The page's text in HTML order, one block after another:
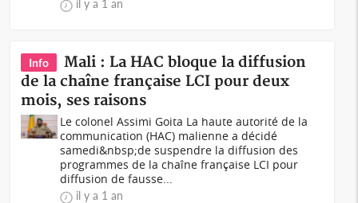
il y a 1 an
Info
Mali : La HAC bloque la diffusion
de la chaîne française LCI pour deux
mois, ses raisons
Le colonel Assimi Goita La haute autorité de la
communication (HAC) malienne a décidé
samedi&nbsp;de suspendre la diffusion des
programmes de la chaîne française LCI pour
diffusion de fausse...
il y a 1 an